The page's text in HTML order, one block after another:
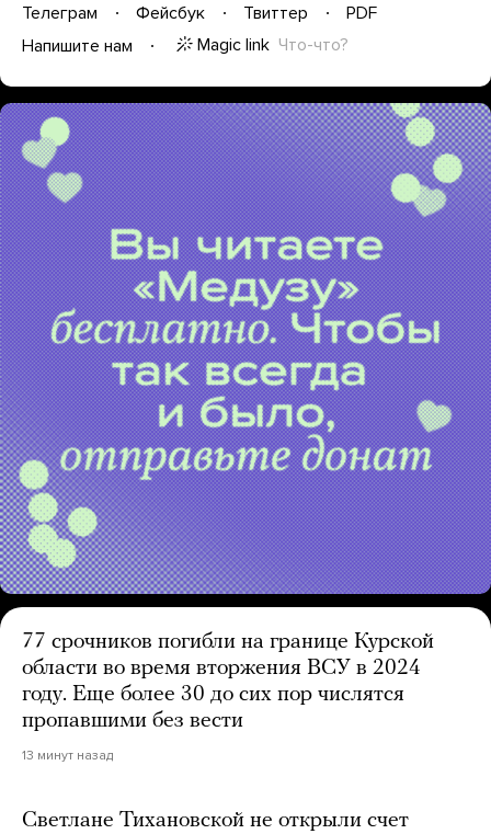
Телеграм Фейсбук Твиттер
PDF
Напишите нам
Magic link Что-что?
77 срочников погибли на границе Курской
области во время вторжения ВСУ в 2024
году. Еще более 30 до сих пор числятся
пропавшими без вести
13 минут назад
Светлане Тихановской не открыли счет